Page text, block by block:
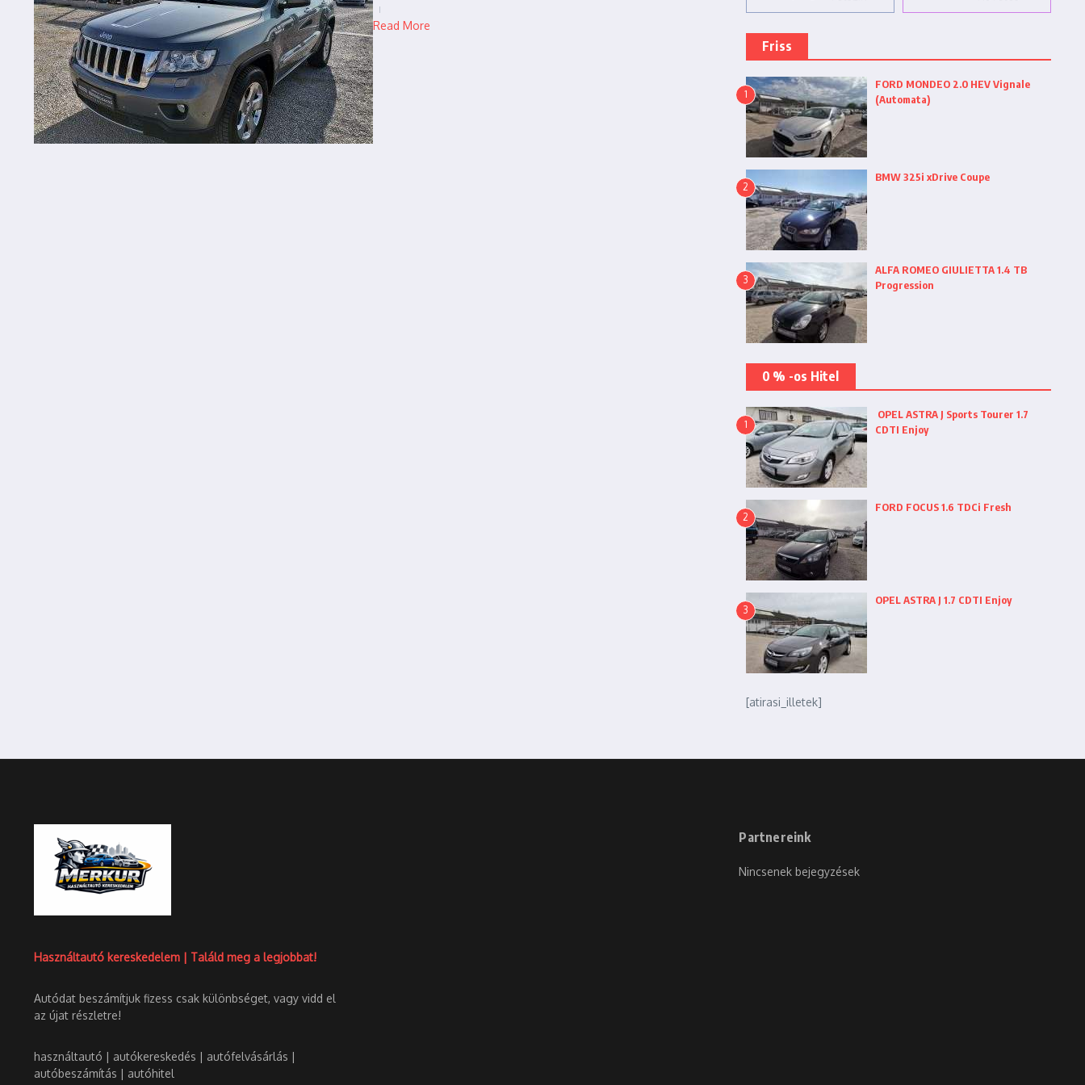
Read More
Friss
1
FORD MONDEO 2.0 HEV Vignale
(Automata)
2
BMW 325i xDrive Coupe
3
ALFA ROMEO GIULIETTA 1.4 TB
Progression
0 % -os Hitel
1
OPEL ASTRA J Sports Tourer 1.7
CDTI Enjoy
2
FORD FOCUS 1.6 TDCi Fresh
3
OPEL ASTRA J 1.7 CDTI Enjoy
[atirasi_illetek]
Használtautó kereskedelem | Találd meg a legjobbat!
Autódat beszámítjuk fizess csak különbséget, vagy vidd el
az újat részletre!
használtautó | autókereskedés | autófelvásárlás |
autóbeszámítás | autóhitel
Partnereink
Nincsenek bejegyzések